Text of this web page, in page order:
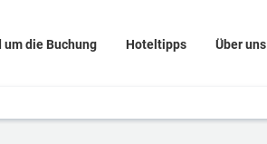
um die Buchung Hoteltipps Über uns